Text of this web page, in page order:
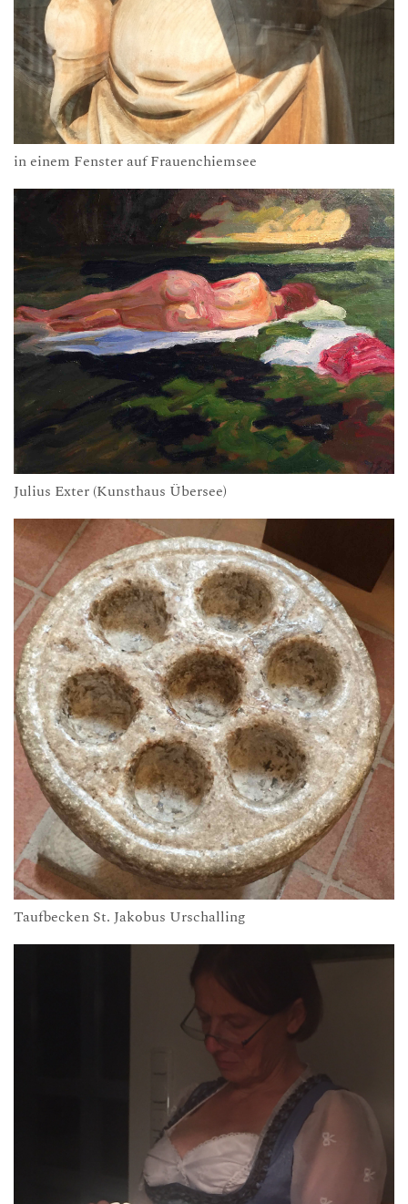
in einem Fenster auf Frauenchiemsee
Julius Exter (Kunsthaus Übersee)
Taufbecken St. Jakobus Urschalling